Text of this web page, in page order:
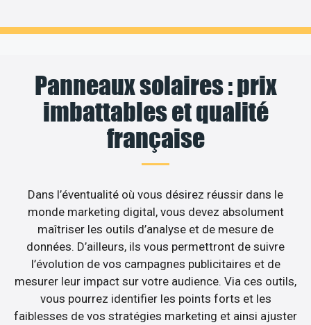
Panneaux solaires : prix
imbattables et qualité
française
Dans l’éventualité où vous désirez réussir dans le
monde marketing digital, vous devez absolument
maîtriser les outils d’analyse et de mesure de
données. D’ailleurs, ils vous permettront de suivre
l’évolution de vos campagnes publicitaires et de
mesurer leur impact sur votre audience. Via ces outils,
vous pourrez identifier les points forts et les
faiblesses de vos stratégies marketing et ainsi ajuster